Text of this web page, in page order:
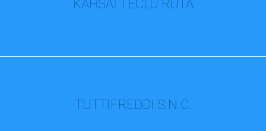
KAHSAI TECLU RUTA
TUTTIFREDDI S.N.C.